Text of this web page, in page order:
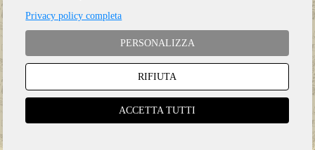
Anno:2026
Privacy policy completa
PERSONALIZZA
RIFIUTA
ACCETTA TUTTI